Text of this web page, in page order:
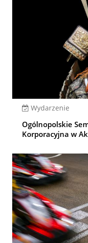
Wydarzenie
Ogólnopolskie
Korporacyjna w